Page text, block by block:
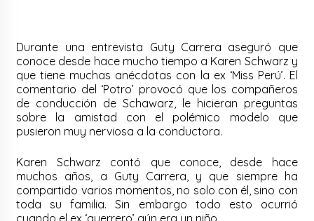
Durante una entrevista Guty Carrera aseguró que
conoce desde hace mucho tiempo a Karen Schwarz y
que tiene muchas anécdotas con la ex ‘Miss Perú’. El
comentario del ‘Potro’ provocó que los compañeros
de conducción de Schawarz, le hicieran preguntas
sobre la amistad con el polémico modelo que
pusieron muy nerviosa a la conductora.
Karen Schwarz contó que conoce, desde hace
muchos años, a Guty Carrera, y que siempre ha
compartido varios momentos, no solo con él, sino con
toda su familia. Sin embargo todo esto ocurrió